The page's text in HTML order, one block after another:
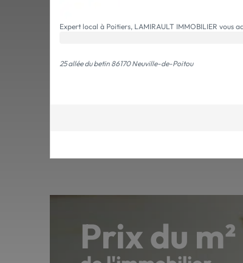
Expert local à Poitiers, LAMIRAULT IMMOBILIER vous
25 allée du betin 86170 Neuville-de-Poitou
Prix du m²